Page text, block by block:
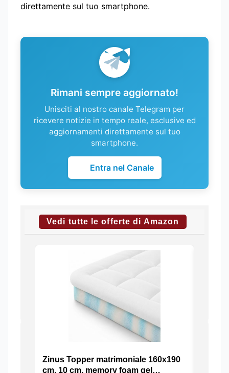
direttamente sul tuo smartphone.
Rimani sempre aggiornato!
Unisciti al nostro canale Telegram per
ricevere notizie in tempo reale, esclusive ed
aggiornamenti direttamente sul tuo
smartphone.
Entra nel Canale